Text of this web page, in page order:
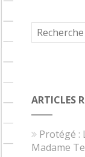
ARTICLES
Protégé :
Madame